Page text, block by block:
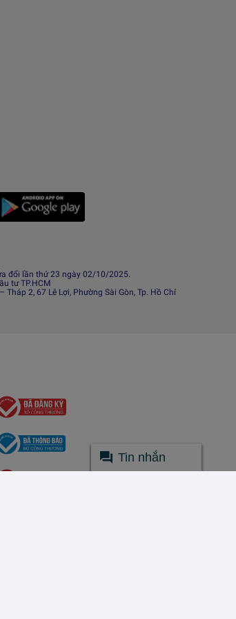
đổi lần thứ 23 ngày 02/10/2025.
tư TP.HCM
2, 67 Lê Lợi, Phường Sài Gòn, Tp. Hồ Chí
Tin nhắn